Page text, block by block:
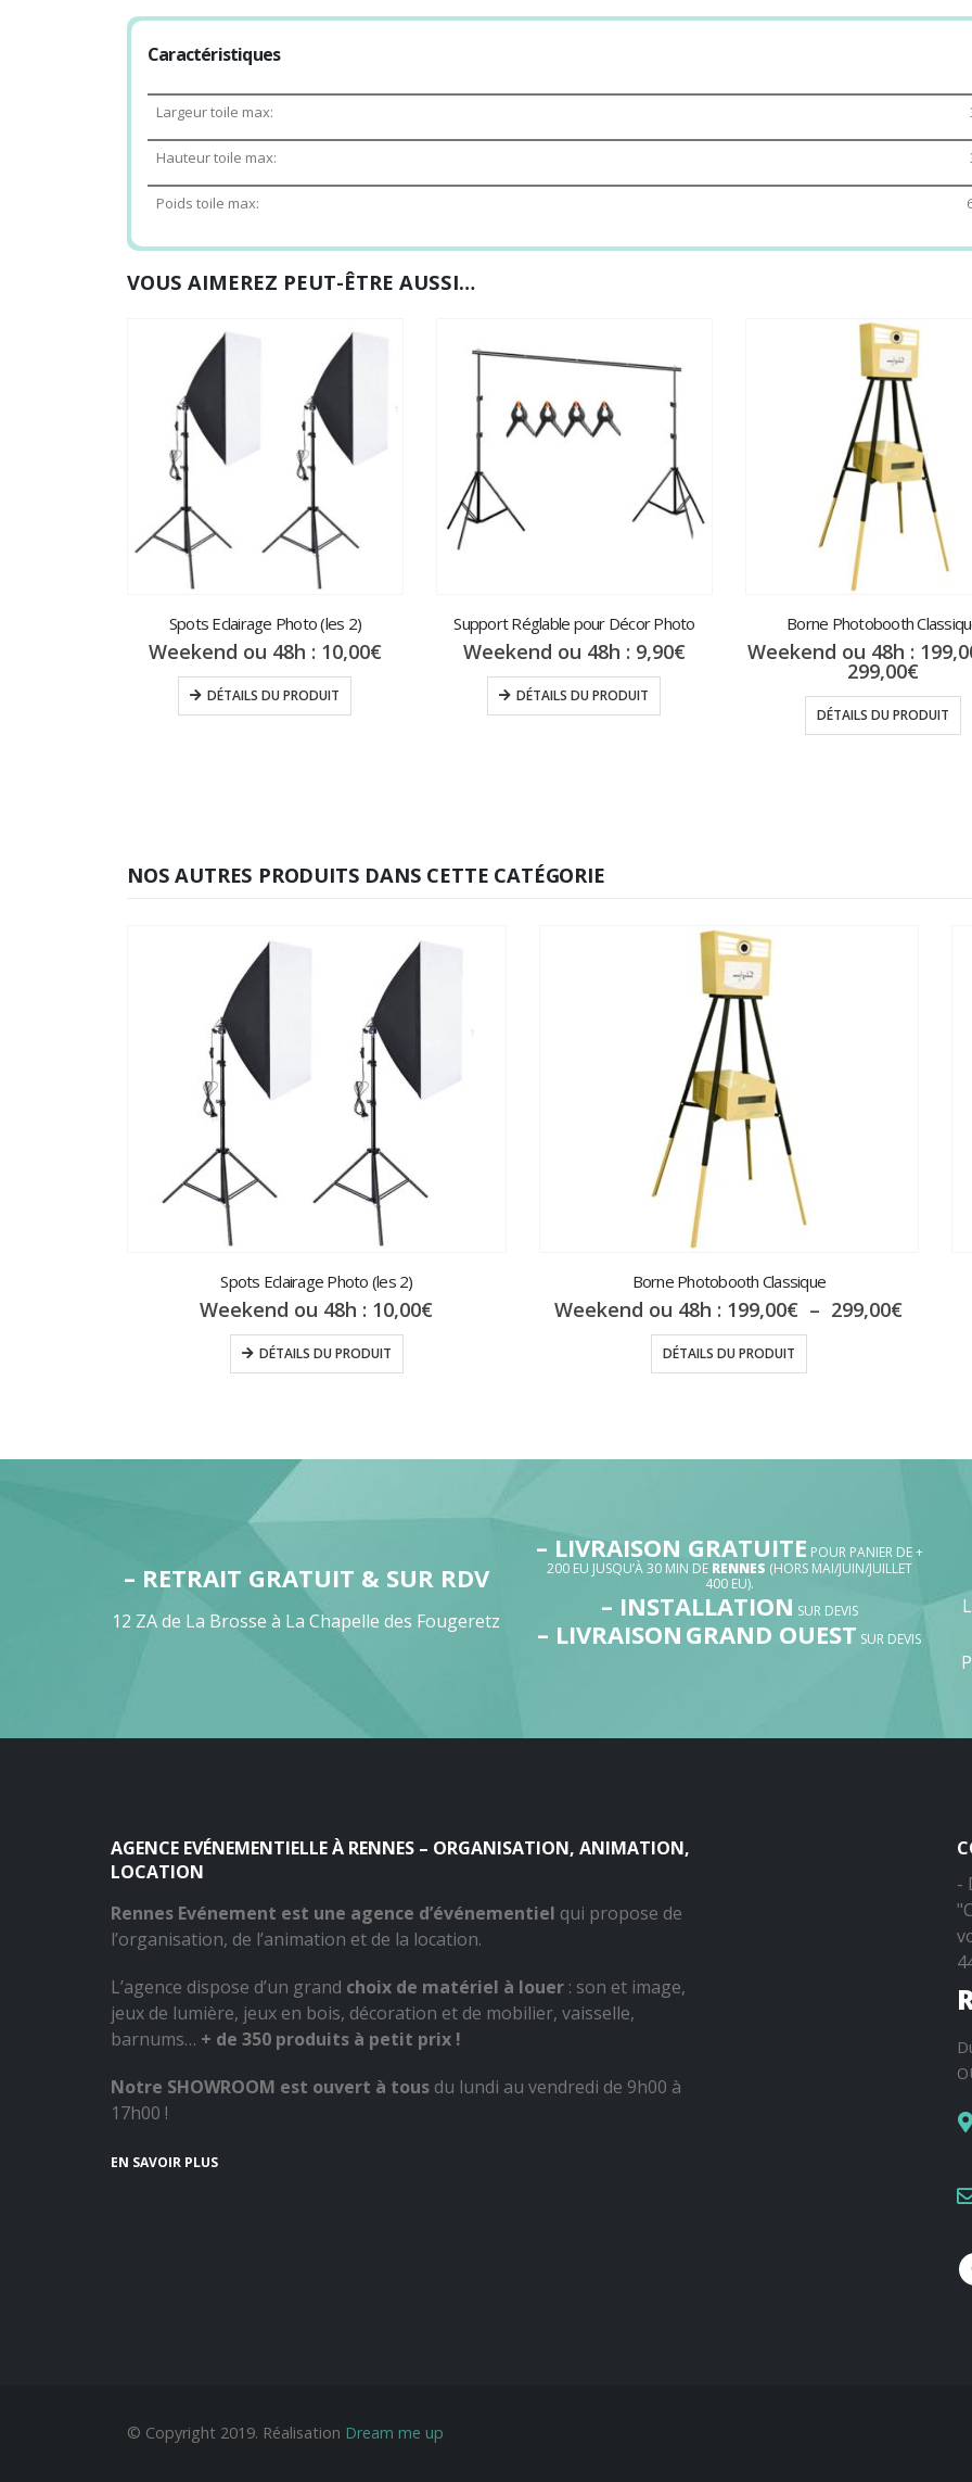
Caractéristiques
Largeur toile max:
Hauteur toile max:
Poids toile max:
VOUS AIMEREZ PEUT-ÊTRE AUSSI…
Spots Eclairage Photo (les 2)
Weekend ou 48h : 10,00€
DÉTAILS DU PRODUIT
Support Réglable pour Décor Photo
Weekend ou 48h : 9,90€
DÉTAILS DU PRODUIT
Borne Photobooth
Weekend ou 48h :
299,00€Plage
de
prix :
DÉTAILS DU PRODUIT
NOS AUTRES PRODUITS DANS CETTE CATÉGORIE
Spots Eclairage Photo (les 2)
Weekend ou 48h : 10,00€
DÉTAILS DU PRODUIT
Borne Photobooth Classique
Weekend ou 48h : 199,00€ – 299,00€Plage
DÉTAILS DU PRODUIT
– RETRAIT GRATUIT & SUR RDV
12 ZA de La Brosse à La Chapelle des Fougeretz
– LIVRAISON GRATUITE POUR PANIER DE +
200 EU JUSQU’À 30 MIN DE RENNES (HORS MAI/JUIN/JUILLET
400 EU).
– INSTALLATION SUR DEVIS
– LIVRAISON GRAND OUEST SUR DEVIS
AGENCE EVÉNEMENTIELLE À RENNES – ORGANISATION, ANIMATION,
LOCATION
Rennes Evénement est une agence d’événementiel qui propose de
l’organisation, de l’animation et de la location.
L’agence dispose d’un grand choix de matériel à louer : son et image,
jeux de lumière, jeux en bois, décoration et de mobilier, vaisselle,
barnums… + de 350 produits à petit prix !
Notre SHOWROOM est ouvert à tous du lundi au vendredi de 9h00 à
17h00 !
EN SAVOIR PLUS
-
© Copyright 2019. Réalisation Dream me up